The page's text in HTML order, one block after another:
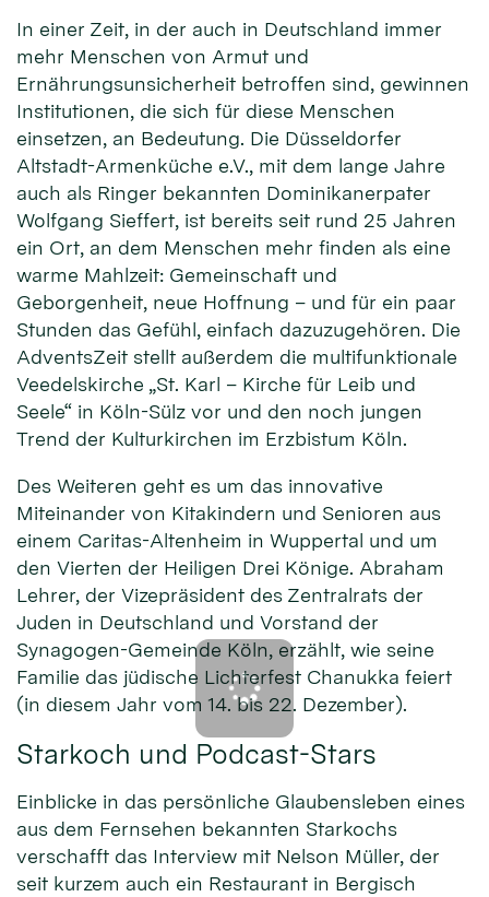
In einer Zeit, in der auch in Deutschland immer
mehr Menschen von Armut und
Ernährungsunsicherheit betroffen sind, gewinnen
Institutionen, die sich für diese Menschen
einsetzen, an Bedeutung. Die Düsseldorfer
Altstadt-Armenküche e.V., mit dem lange Jahre
auch als Ringer bekannten Dominikanerpater
Wolfgang Sieffert, ist bereits seit rund 25 Jahren
ein Ort, an dem Menschen mehr finden als eine
warme Mahlzeit: Gemeinschaft und
Geborgenheit, neue Hoffnung – und für ein paar
Stunden das Gefühl, einfach dazuzugehören. Die
AdventsZeit stellt außerdem die multifunktionale
Veedelskirche „St. Karl – Kirche für Leib und
Seele“ in Köln-Sülz vor und den noch jungen
Trend der Kulturkirchen im Erzbistum Köln.
Des Weiteren geht es um das innovative
Miteinander von Kitakindern und Senioren aus
einem Caritas-Altenheim in Wuppertal und um
den Vierten der Heiligen Drei Könige. Abraham
Lehrer, der Vizepräsident des Zentralrats der
Juden in Deutschland und Vorstand der
Synagogen-Gemeinde Köln, erzählt, wie seine
Familie das jüdische Lichterfest Chanukka feiert
(in diesem Jahr vom 14. bis 22. Dezember).
Starkoch und Podcast-Stars
Einblicke in das persönliche Glaubensleben eines
aus dem Fernsehen bekannten Starkochs
verschafft das Interview mit Nelson Müller, der
seit kurzem auch ein Restaurant in Bergisch